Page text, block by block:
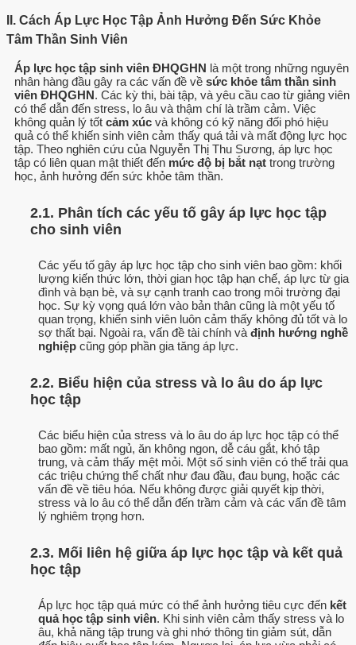
II. Cách Áp Lực Học Tập Ảnh Hưởng Đến Sức Khỏe
Tâm Thần Sinh Viên
Áp lực học tập sinh viên ĐHQGHN là một trong những nguyên
nhân hàng đầu gây ra các vấn đề về sức khỏe tâm thần sinh
viên ĐHQGHN. Các kỳ thi, bài tập, và yêu cầu cao từ giảng viên
có thể dẫn đến stress, lo âu và thậm chí là trầm cảm. Việc
không quản lý tốt cảm xúc và không có kỹ năng đối phó hiệu
quả có thể khiến sinh viên cảm thấy quá tải và mất động lực học
tập. Theo nghiên cứu của Nguyễn Thị Thu Sương, áp lực học
tập có liên quan mật thiết đến mức độ bị bắt nạt trong trường
học, ảnh hưởng đến sức khỏe tâm thần.
2.1. Phân tích các yếu tố gây áp lực học tập
cho sinh viên
Các yếu tố gây áp lực học tập cho sinh viên bao gồm: khối
lượng kiến thức lớn, thời gian học tập hạn chế, áp lực từ gia
đình và bạn bè, và sự cạnh tranh cao trong môi trường đại
học. Sự kỳ vọng quá lớn vào bản thân cũng là một yếu tố
quan trọng, khiến sinh viên luôn cảm thấy không đủ tốt và lo
sợ thất bại. Ngoài ra, vấn đề tài chính và định hướng nghề
nghiệp cũng góp phần gia tăng áp lực.
2.2. Biểu hiện của stress và lo âu do áp lực
học tập
Các biểu hiện của stress và lo âu do áp lực học tập có thể
bao gồm: mất ngủ, ăn không ngon, dễ cáu gắt, khó tập
trung, và cảm thấy mệt mỏi. Một số sinh viên có thể trải qua
các triệu chứng thể chất như đau đầu, đau bụng, hoặc các
vấn đề về tiêu hóa. Nếu không được giải quyết kịp thời,
stress và lo âu có thể dẫn đến trầm cảm và các vấn đề tâm
lý nghiêm trọng hơn.
2.3. Mối liên hệ giữa áp lực học tập và kết quả
học tập
Áp lực học tập quá mức có thể ảnh hưởng tiêu cực đến kết
quả học tập sinh viên. Khi sinh viên cảm thấy stress và lo
âu, khả năng tập trung và ghi nhớ thông tin giảm sút, dẫn